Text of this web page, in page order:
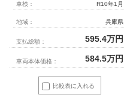
比較表に入れる
車検： R10年1月
地域： 兵庫県
支払総額： 595.4万円
車両本体価格： 584.5万円